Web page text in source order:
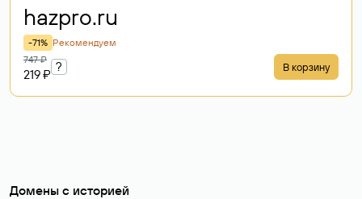
hazpro.ru
-71% Рекомендуем
747 ₽
219 ₽
? В корзину
Домены с историей